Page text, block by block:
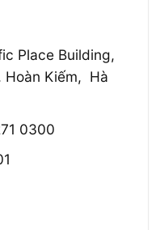
Place Building,
Hoàn Kiếm, Hà
0300